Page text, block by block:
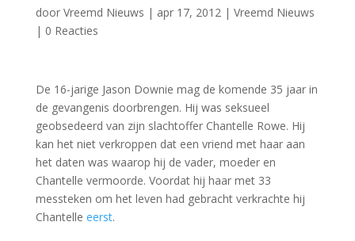
door Vreemd Nieuws | apr 17, 2012| Vreemd Nieuws
| 0 Reacties
De 16-jarige Jason Downie mag de komende 35 jaar in
de gevangenis doorbrengen. Hij was seksueel
geobsedeerd van zijn slachtoffer Chantelle Rowe. Hij
kan het niet verkroppen dat een vriend met haar aan
het daten was waarop hij de vader, moeder en
Chantelle vermoorde. Voordat hij haar met 33
messteken om het leven had gebracht verkrachte hij
Chantelle eerst.